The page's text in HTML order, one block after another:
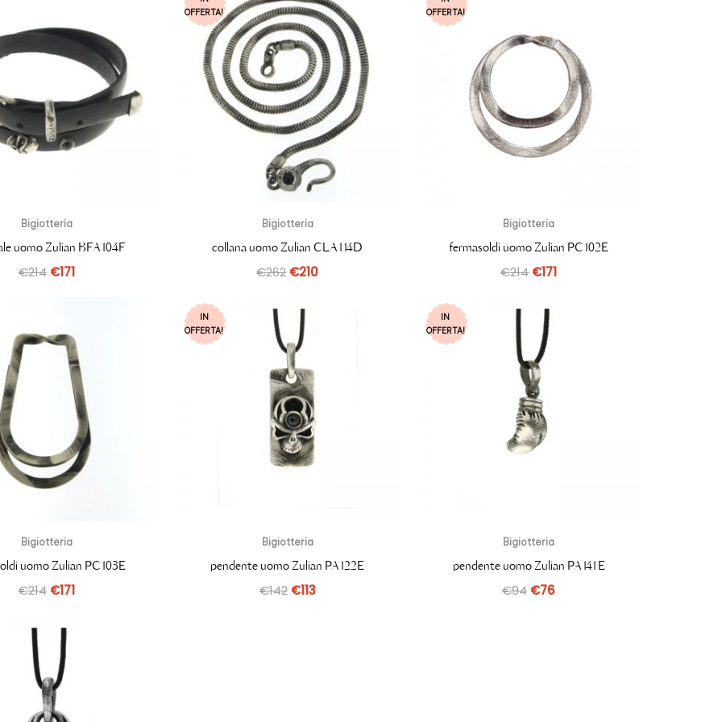
Bigiotteria
uomo Zulian BFA104F
€214 €171
OFFERTA!
Bigiotteria
collana uomo Zulian CLA114D
€262 €210
OFFERTA!
Bigiotteria
fermasoldi uomo Zulian PC102E
€214 €171
Bigiotteria
uomo Zulian PC103E
€214 €171
IN
OFFERTA!
Bigiotteria
pendente uomo Zulian PA122E
€142 €113
IN
OFFERTA!
Bigiotteria
pendente uomo Zulian PA141E
€94 €76